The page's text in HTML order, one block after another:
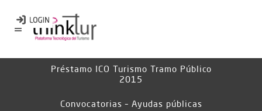
Préstamo ICO Turismo Tramo Público
2015
Convocatorias – Ayudas públicas